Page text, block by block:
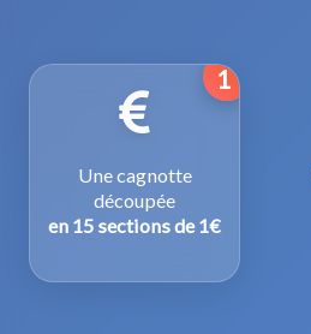
1
Une cagnotte
découpée
en 15 sections de 1€